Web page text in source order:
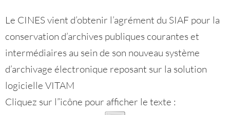
Le CINES vient d’obtenir l’agrément du SIAF pour la
conservation d’archives publiques courantes et
intermédiaires au sein de son nouveau système
d’archivage électronique reposant sur la solution
logicielle VITAM
Cliquez sur l”icône pour afficher le texte :